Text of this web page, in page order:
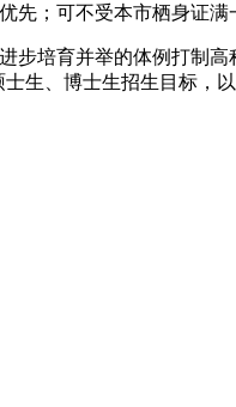
先；可不受本市栖身证满
培育并举的体例打制高
生、博士生招生目标，